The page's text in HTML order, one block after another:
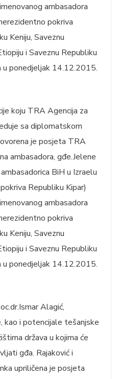
ambasadora
pokriva
Keniju, Saveznu
i Saveznu Republiku
u ponedjeljak 14.12.2015.
koju TRA Agencija za
sa diplomatskom
je posjeta TRA
ambasadora, gđe.Jelene
BiH u Izraelu
Republiku Kipar)
ambasadora
pokriva
Keniju, Saveznu
i Saveznu Republiku
u ponedjeljak 14.12.2015.
Alagić,
kao i potencijale tešanjske
država u kojima će
gđa. Rajaković i
upriličena je posjeta